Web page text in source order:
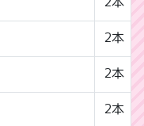
2本
2本
2本